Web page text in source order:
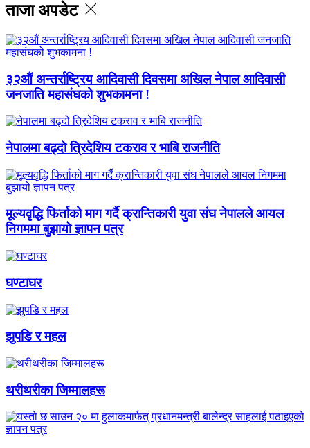
ताजा अपडेट
३२औं अन्तर्राष्ट्रिय आदिवासी दिवसमा अखिल नेपाल आदिवासी
जनजाति महासंघको शुभकामना !
नेपालमा बढ्दो त्रिदेशिय टकराव र भाबि राजनीति
मूल्यवृद्धि फिर्ताको माग गर्दै क्रान्तिकारी युवा संघ नेपालले आयल
निगममा बुझायो ज्ञापन पत्र
घण्टाघर
झुपडि र महल
थरीथरीका जिम्मालहरू